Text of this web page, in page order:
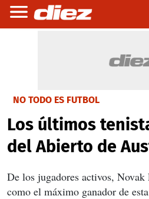
NO TODO ES FUTBOL
Los últimos
del Abierto de
De los jugadores activos, Novak
como el máximo ganador de